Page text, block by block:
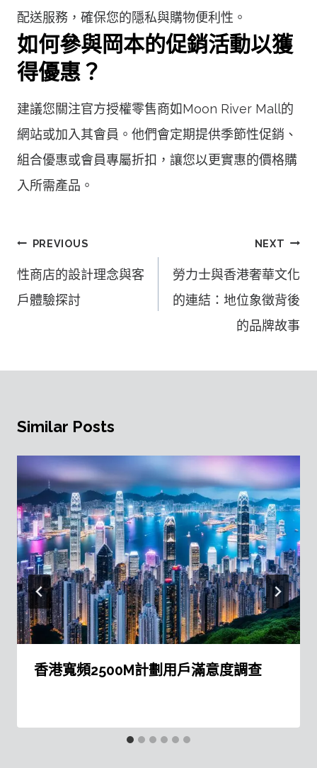
配送服務，確保您的隱私與購物便利性。
如何參與岡本的促銷活動以獲
得優惠？
建議您關注官方授權零售商如Moon River Mall的
網站或加入其會員。他們會定期提供季節性促銷、
組合優惠或會員專屬折扣，讓您以更實惠的價格購
入所需產品。
文
章
覽
PREVIOUS
性商店的設計理念與客
戶體驗探討
NEXT
勞力士與香港奢華文化
的連結：地位象徵背後
的品牌故事
Similar Posts
香港寬頻2500M計劃用戶滿意度調查